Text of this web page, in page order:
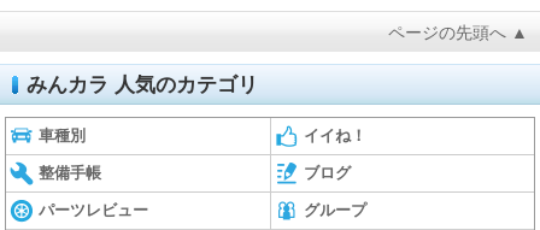
ページの先頭へ ▲
みんカラ 人気のカテゴリ
車種別 イイね！
整備手帳 ブログ
パーツレビュー グループ